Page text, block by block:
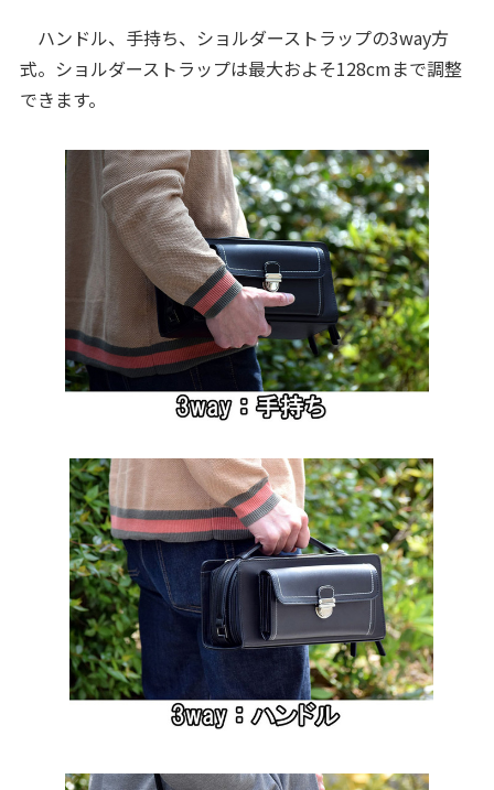
ハンドル、手持ち、ショルダーストラップの3way方
式。ショルダーストラップは最大およそ128cmまで調整
できます。